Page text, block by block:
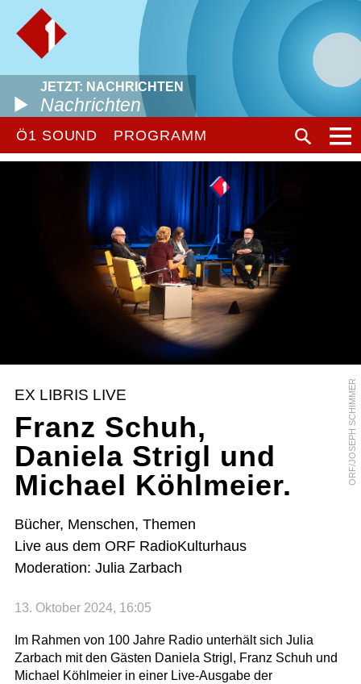
JETZT: NACHRICHTEN
Nachrichten
Ö1 SOUND PROGRAMM
ORF/JOSEPH SCHIMMER
EX LIBRIS LIVE
Franz Schuh,
Daniela Strigl und
Michael Köhlmeier.
Bücher, Menschen, Themen
Live aus dem ORF RadioKulturhaus
Moderation: Julia Zarbach
13. Oktober 2024, 16:05
Im Rahmen von 100 Jahre Radio unterhält sich Julia
Zarbach mit den Gästen Daniela Strigl, Franz Schuh und
Michael Köhlmeier in einer Live-Ausgabe der